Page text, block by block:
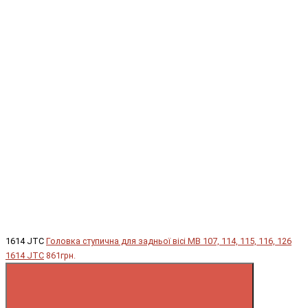
1614 JTC Головка ступична для задньої вісі МВ 107, 114, 115, 116, 126
1614 JTC 861грн.